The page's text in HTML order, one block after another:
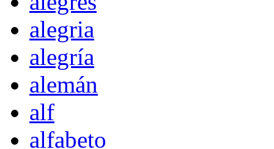
alegria
alegría
alemán
alf
alfabeto